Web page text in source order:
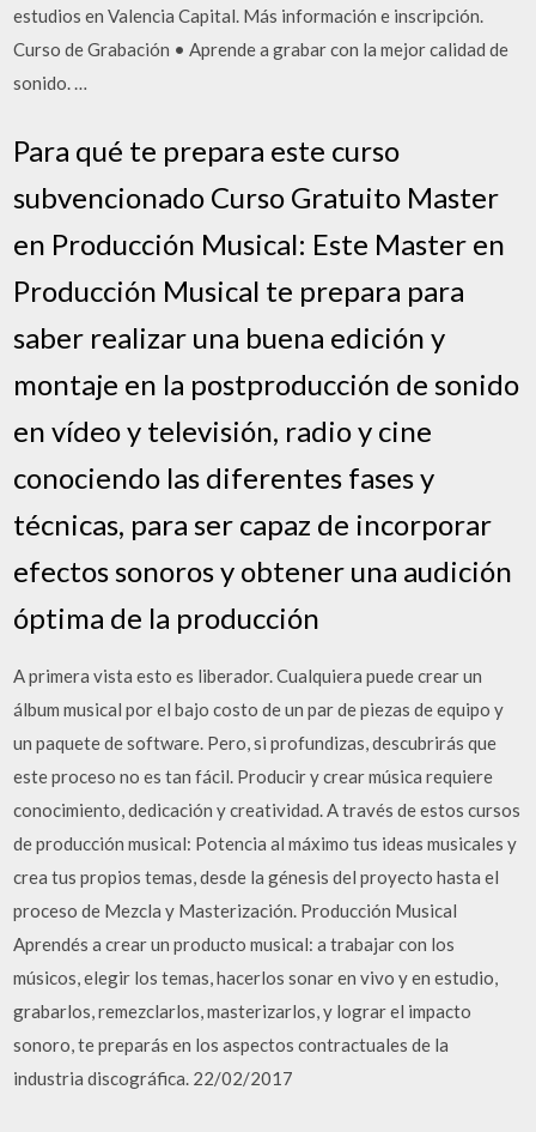
estudios en Valencia Capital. Más información e inscripción.
Curso de Grabación • Aprende a grabar con la mejor calidad de
sonido. …
Para qué te prepara este curso
subvencionado Curso Gratuito Master
en Producción Musical: Este Master en
Producción Musical te prepara para
saber realizar una buena edición y
montaje en la postproducción de sonido
en vídeo y televisión, radio y cine
conociendo las diferentes fases y
técnicas, para ser capaz de incorporar
efectos sonoros y obtener una audición
óptima de la producción
A primera vista esto es liberador. Cualquiera puede crear un
álbum musical por el bajo costo de un par de piezas de equipo y
un paquete de software. Pero, si profundizas, descubrirás que
este proceso no es tan fácil. Producir y crear música requiere
conocimiento, dedicación y creatividad. A través de estos cursos
de producción musical: Potencia al máximo tus ideas musicales y
crea tus propios temas, desde la génesis del proyecto hasta el
proceso de Mezcla y Masterización. Producción Musical
Aprendés a crear un producto musical: a trabajar con los
músicos, elegir los temas, hacerlos sonar en vivo y en estudio,
grabarlos, remezclarlos, masterizarlos, y lograr el impacto
sonoro, te preparás en los aspectos contractuales de la
industria discográfica. 22/02/2017